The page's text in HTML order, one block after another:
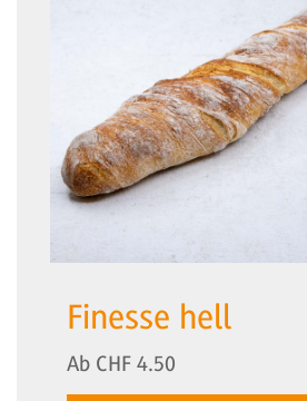
Finesse hell
Ab CHF 4.50